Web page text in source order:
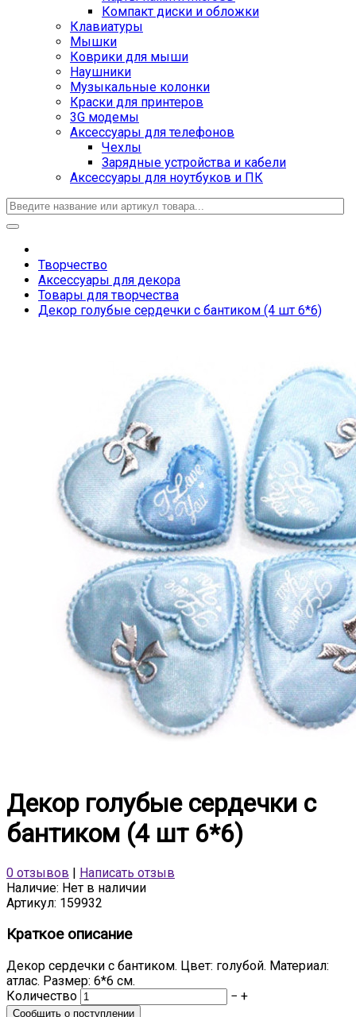
Компакт диски и обложки
Клавиатуры
Мышки
Коврики для мыши
Наушники
Музыкальные колонки
Краски для принтеров
3G модемы
Аксессуары для телефонов
Чехлы
Зарядные устройства и кабели
Аксессуары для ноутбуков и ПК
Творчество
Аксессуары для декора
Товары для творчества
Декор голубые сердечки с бантиком (4 шт 6*6)
Декор голубые сердечки с
бантиком (4 шт 6*6)
0 отзывов
Написать отзыв
Наличие: Нет в наличии
Артикул: 159932
Краткое описание
Декор сердечки с бантиком. Цвет: голубой. Материал:
атлас. Размер: 6*6 см.
Количество
− +